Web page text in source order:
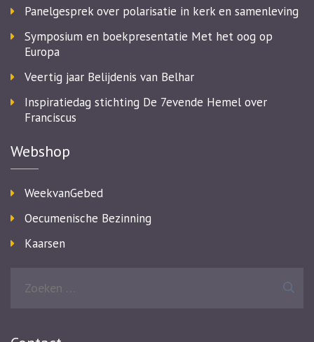
Panelgesprek over polarisatie in kerk en samenleving
Symposium en boekpresentatie Met het oog op
Europa
Veertig jaar Belijdenis van Belhar
Inspiratiedag stichting De 7evende Hemel over
Franciscus
Webshop
WeekvanGebed
Oecumenische Bezinning
Kaarsen